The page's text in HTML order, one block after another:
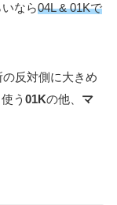
なら04L & 01Kで
反対側に大きめ
う 01Kの他、 マ